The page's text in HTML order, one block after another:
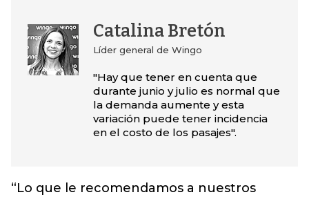
Catalina Bretón
Líder general de Wingo
"Hay que tener en cuenta que
durante junio y julio es normal que
la demanda aumente y esta
variación puede tener incidencia
en el costo de los pasajes".
“Lo que le recomendamos a nuestros